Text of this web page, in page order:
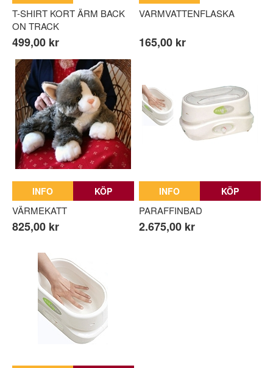
T-SHIRT KORT ÄRM BACK
ON TRACK
499,00 kr
VARMVATTENFLASKA
165,00 kr
INFO KÖP
VÄRMEKATT
825,00 kr
INFO KÖP
PARAFFINBAD
2.675,00 kr